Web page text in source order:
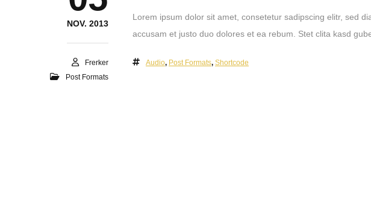
NOV. 2013
Frerker
Post Formats
Lorem ipsum dolor sit amet, consetetur sadipscing elitr, sed
accusam et justo duo dolores et ea rebum. Stet clita kasd
Audio, Post Formats, Shortcode